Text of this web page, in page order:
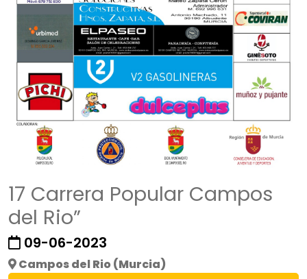
17 Carrera Popular Campos
del Rio”
09-06-2023
Campos del Rio (Murcia)